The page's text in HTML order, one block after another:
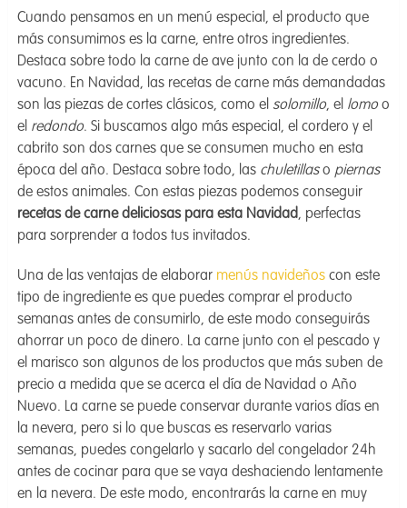
Cuando pensamos en un menú especial, el producto que
más consumimos es la carne, entre otros ingredientes.
Destaca sobre todo la carne de ave junto con la de cerdo o
vacuno. En Navidad, las recetas de carne más demandadas
son las piezas de cortes clásicos, como el solomillo, el lomoo
el redondo. Si buscamos algo más especial, el cordero y el
cabrito son dos carnes que se consumen mucho en esta
época del año. Destaca sobre todo, las chuletillaso piernas
de estos animales. Con estas piezas podemos conseguir
recetas de carne deliciosas para esta Navidad, perfectas
para sorprender a todos tus invitados.
Una de las ventajas de elaborar menús navideñoscon este
tipo de ingrediente es que puedes comprar el producto
semanas antes de consumirlo, de este modo conseguirás
ahorrar un poco de dinero. La carne junto con el pescado y
el marisco son algunos de los productos que más suben de
precio a medida que se acerca el día de Navidad o Año
Nuevo. La carne se puede conservar durante varios días en
la nevera, pero si lo que buscas es reservarlo varias
semanas, puedes congelarlo y sacarlo del congelador 24h
antes de cocinar para que se vaya deshaciendo lentamente
en la nevera. De este modo, encontrarás la carne en muy